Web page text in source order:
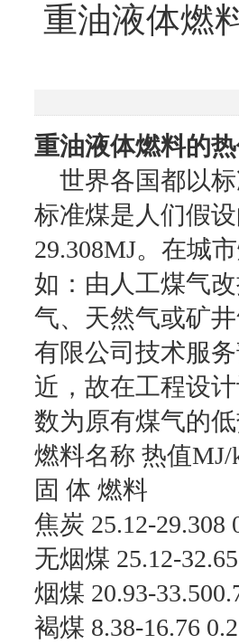
重油液体燃
重油液体燃料的
世界各国都以标
标准煤是人们假
29.308MJ。在城
如：由人工煤气
气、天然气或矿
有限公司技术服
近，故在工程设
数为原有煤气的
燃料名称 热值MJ/
固 体 燃料
焦炭 25.12-29.308
无烟煤 25.12-
烟煤 20.93-
褐煤 8.38-16.76